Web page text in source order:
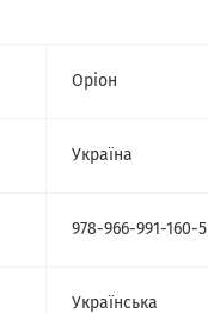
Оріон
Україна
978-966-991-160-5
Українська